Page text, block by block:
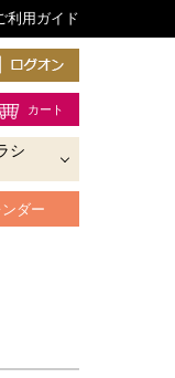
利用ガイド
シ
ダー